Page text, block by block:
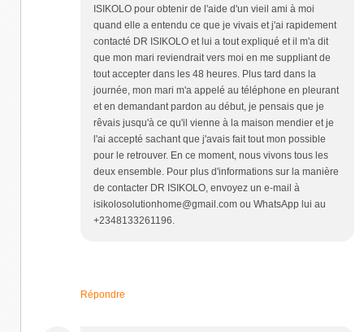
ISIKOLO pour obtenir de l'aide d'un vieil ami à moi
quand elle a entendu ce que je vivais et j'ai rapidement
contacté DR ISIKOLO et lui a tout expliqué et il m'a dit
que mon mari reviendrait vers moi en me suppliant de
tout accepter dans les 48 heures. Plus tard dans la
journée, mon mari m'a appelé au téléphone en pleurant
et en demandant pardon au début, je pensais que je
rêvais jusqu'à ce qu'il vienne à la maison mendier et je
l'ai accepté sachant que j'avais fait tout mon possible
pour le retrouver. En ce moment, nous vivons tous les
deux ensemble. Pour plus d'informations sur la manière
de contacter DR ISIKOLO, envoyez un e-mail à
isikolosolutionhome@gmail.com ou WhatsApp lui au
+2348133261196.
Répondre